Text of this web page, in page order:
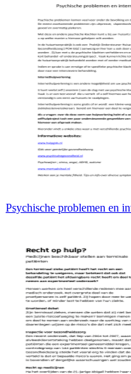
Psychische problemen en